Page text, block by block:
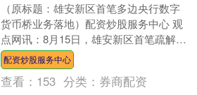
（原标题：雄安新区首笔多边央行数字
货币桥业务落地）配资炒股服务中心 观
点网讯：8月15日，雄安新区首笔疏解央
企多边央行数字货币桥业务在中国人民
银行雄安新区分行的....
配资炒股服务中心
查看： 153 分类： 券商配资